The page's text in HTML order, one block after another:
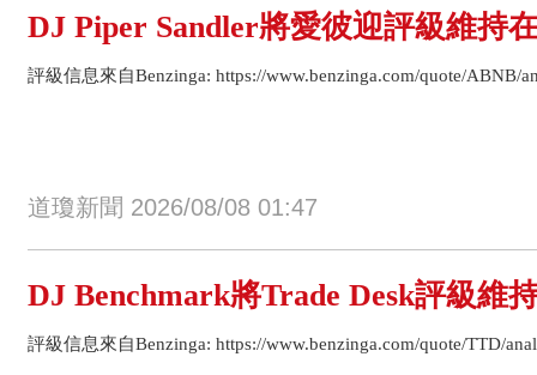
DJ Piper Sandler將愛彼迎評級維持
評級信息來自Benzinga: https://www.benzinga.com/quote/ABNB/
道瓊新聞 2026/08/08 01:47
DJ Benchmark將Trade Desk評級維
評級信息來自Benzinga: https://www.benzinga.com/quote/TTD/